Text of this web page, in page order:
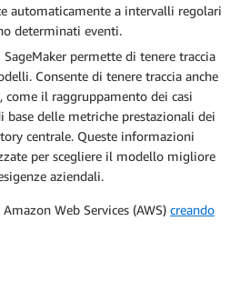
automaticamente a intervalli regolari
determinati eventi.
permette di tenere traccia
Consente di tenere traccia anche
il raggruppamento dei casi
base delle metriche prestazionali dei
centrale. Queste informazioni
per scegliere il modello migliore
aziendali.
Web Services (AWS) creando